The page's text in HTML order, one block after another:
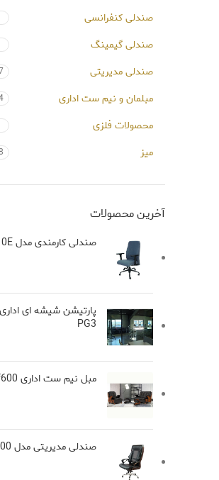
صندلی کنفرانسی
صندلی گیمینگ
صندلی مدیریتی
مبلمان و نیم ست اداری
محصولات فلزی
میز
آخرین محصولات
صندلی کارمندی مدل B-410E
پارتیشن شیشه ای
PG3
مبل نیم ست اداری A-f600
صندلی مدیریتی مدل T-M400